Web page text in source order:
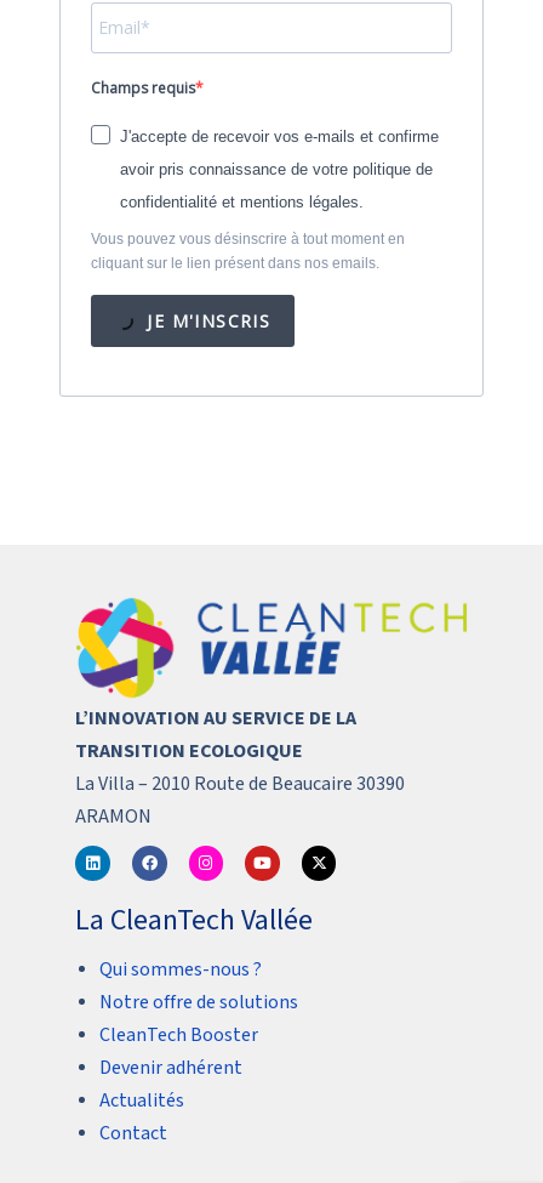
Champs requis
J'accepte de recevoir vos e-mails et confirme
avoir pris connaissance de votre politique de
confidentialité et mentions légales.
Vous pouvez vous désinscrire à tout moment en
cliquant sur le lien présent dans nos emails.
JE M'INSCRIS
L’INNOVATION AU SERVICE DE LA
TRANSITION ECOLOGIQUE
La Villa – 2010 Route de Beaucaire 30390
ARAMON
La CleanTech Vallée
Qui sommes-nous ?
Notre offre de solutions
CleanTech Booster
Devenir adhérent
Actualités
Contact